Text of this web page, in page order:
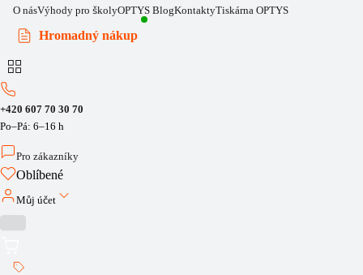
O násVýhody pro školyOPTYS BlogKontaktyTiskárna OPTYS
Hromadný nákup
+420 607 70 30 70
Po–Pá: 6–16 h
Pro zákazníky
Oblíbené
Můj účet